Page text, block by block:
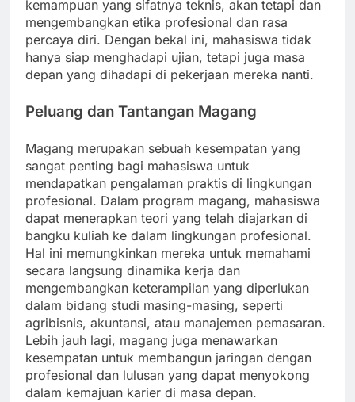
kemampuan yang sifatnya teknis, akan tetapi dan
mengembangkan etika profesional dan rasa
percaya diri. Dengan bekal ini, mahasiswa tidak
hanya siap menghadapi ujian, tetapi juga masa
depan yang dihadapi di pekerjaan mereka nanti.
Peluang dan Tantangan Magang
Magang merupakan sebuah kesempatan yang
sangat penting bagi mahasiswa untuk
mendapatkan pengalaman praktis di lingkungan
profesional. Dalam program magang, mahasiswa
dapat menerapkan teori yang telah diajarkan di
bangku kuliah ke dalam lingkungan profesional.
Hal ini memungkinkan mereka untuk memahami
secara langsung dinamika kerja dan
mengembangkan keterampilan yang diperlukan
dalam bidang studi masing-masing, seperti
agribisnis, akuntansi, atau manajemen pemasaran.
Lebih jauh lagi, magang juga menawarkan
kesempatan untuk membangun jaringan dengan
profesional dan lulusan yang dapat menyokong
dalam kemajuan karier di masa depan.